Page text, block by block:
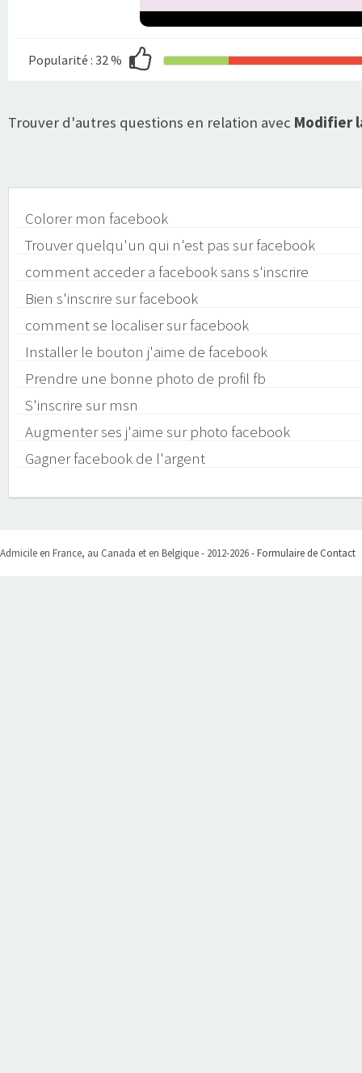
Popularité : 32 %
Trouver d'autres questions en relation avec Modifier
Colorer mon facebook
Trouver quelqu'un qui n'est pas sur facebook
comment acceder a facebook sans s'inscrire
Bien s'inscrire sur facebook
comment se localiser sur facebook
Installer le bouton j'aime de facebook
Prendre une bonne photo de profil fb
S'inscrire sur msn
Augmenter ses j'aime sur photo facebook
Gagner facebook de l'argent
Admicile en France, au Canada et en Belgique - 2012-2026 -Formulaire de Contact